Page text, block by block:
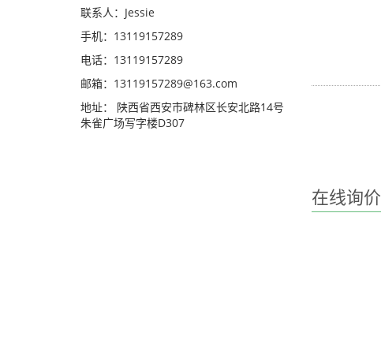
在线询价
联系人：Jessie
手机：13119157289
电话：13119157289
邮箱：13119157289@163.com
地址： 陕西省西安市碑林区长安北路14号
朱雀广场写字楼D307